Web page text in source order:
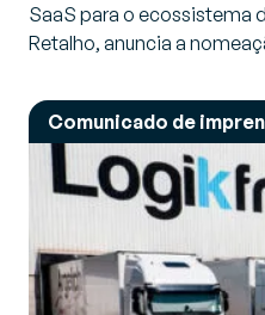
SaaS para o ecossistema
Retalho, anuncia a
Comunicado de